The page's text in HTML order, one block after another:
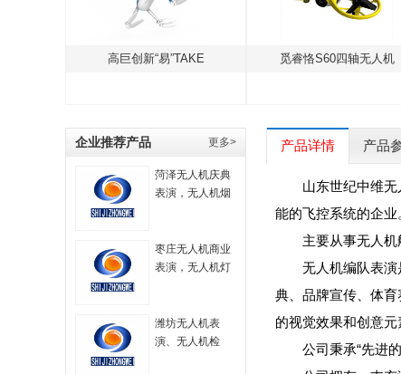
高巨创新“易”TAKE 觅睿恪S60四轴无人机
企业推荐产品 更多>
菏泽无人机庆典
表演，无人机烟
拍无人机，无人
机技术，无人机
枣庄无人机商业
表演，无人机灯
飞行表演，
潍坊无人机表
演、无人机检
产品详情 产品
山东世纪中维
能的飞控系统的企业
主要从事无人
无人机编队表
典、品牌宣传、体
的视觉效果和创意元
公司秉承“先进